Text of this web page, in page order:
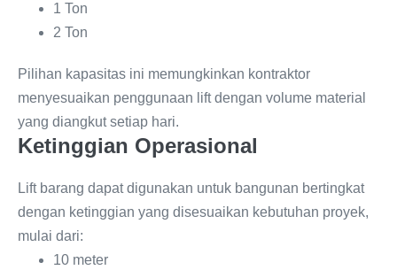
1 Ton
2 Ton
Pilihan kapasitas ini memungkinkan kontraktor
menyesuaikan penggunaan lift dengan volume material
yang diangkut setiap hari.
Ketinggian Operasional
Lift barang dapat digunakan untuk bangunan bertingkat
dengan ketinggian yang disesuaikan kebutuhan proyek,
mulai dari:
10 meter